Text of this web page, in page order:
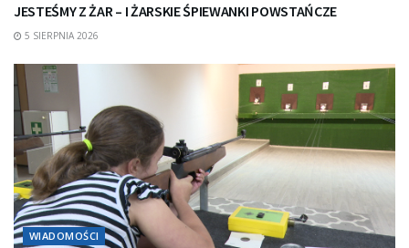
JESTEŚMY Z ŻAR – I ŻARSKIE ŚPIEWANKI POWSTAŃCZE
5 SIERPNIA 2026
WIADOMOŚCI